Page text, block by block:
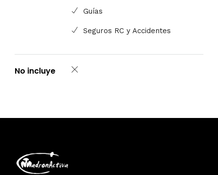
Guías
Seguros RC y Accidentes
No incluye